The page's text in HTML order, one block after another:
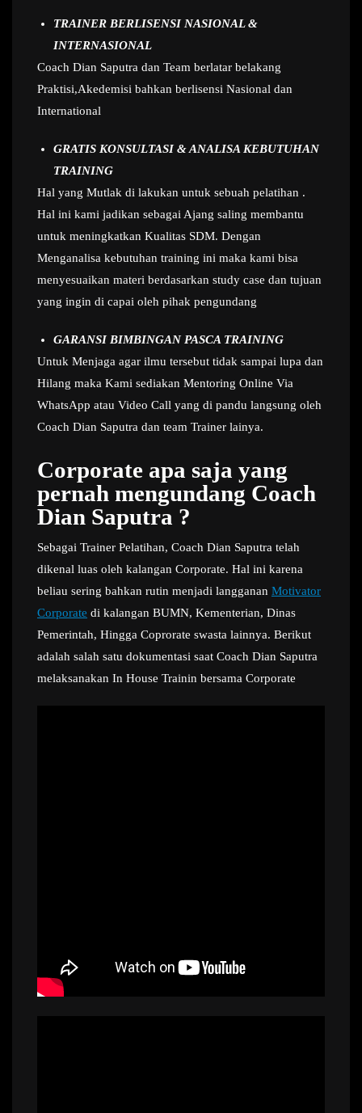
TRAINER BERLISENSI NASIONAL &
INTERNASIONAL
Coach Dian Saputra dan Team berlatar belakang
Praktisi,Akedemisi bahkan berlisensi Nasional dan
International
GRATIS KONSULTASI & ANALISA KEBUTUHAN
TRAINING
Hal yang Mutlak di lakukan untuk sebuah pelatihan .
Hal ini kami jadikan sebagai Ajang saling membantu
untuk meningkatkan Kualitas SDM. Dengan
Menganalisa kebutuhan training ini maka kami bisa
menyesuaikan materi berdasarkan study case dan tujuan
yang ingin di capai oleh pihak pengundang
GARANSI BIMBINGAN PASCA TRAINING
Untuk Menjaga agar ilmu tersebut tidak sampai lupa dan
Hilang maka Kami sediakan Mentoring Online Via
WhatsApp atau Video Call yang di pandu langsung oleh
Coach Dian Saputra dan team Trainer lainya.
Corporate apa saja yang
pernah mengundang Coach
Dian Saputra ?
Sebagai Trainer Pelatihan, Coach Dian Saputra telah
dikenal luas oleh kalangan Corporate. Hal ini karena
beliau sering bahkan rutin menjadi langganan Motivator
Corporate di kalangan BUMN, Kementerian, Dinas
Pemerintah, Hingga Coprorate swasta lainnya. Berikut
adalah salah satu dokumentasi saat Coach Dian Saputra
melaksanakan In House Trainin bersama Corporate